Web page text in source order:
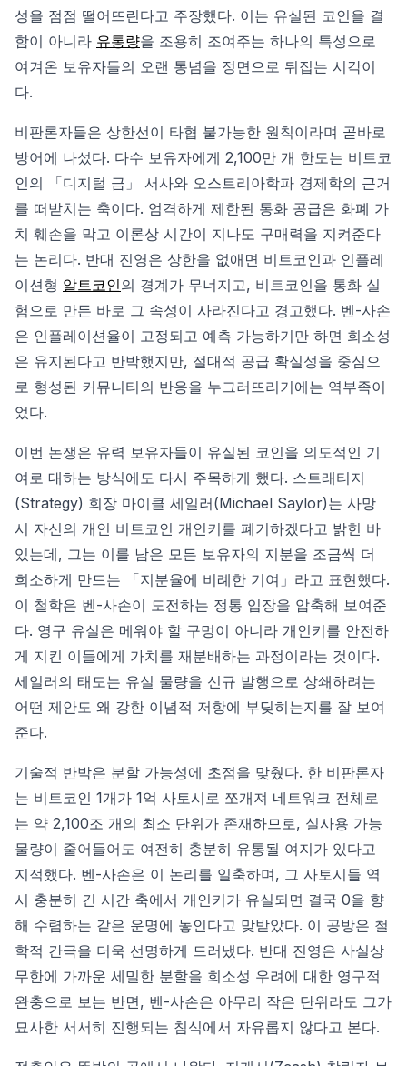
성을 점점 떨어뜨린다고 주장했다. 이는 유실된 코인을 결
함이 아니라 유통량을 조용히 조여주는 하나의 특성으로
여겨온 보유자들의 오랜 통념을 정면으로 뒤집는 시각이
다.
비판론자들은 상한선이 타협 불가능한 원칙이라며 곧바로
방어에 나섰다. 다수 보유자에게 2,100만 개 한도는 비트코
인의 「디지털 금」 서사와 오스트리아학파 경제학의 근거
를 떠받치는 축이다. 엄격하게 제한된 통화 공급은 화폐 가
치 훼손을 막고 이론상 시간이 지나도 구매력을 지켜준다
는 논리다. 반대 진영은 상한을 없애면 비트코인과 인플레
이션형 알트코인의 경계가 무너지고, 비트코인을 통화 실
험으로 만든 바로 그 속성이 사라진다고 경고했다. 벤-사손
은 인플레이션율이 고정되고 예측 가능하기만 하면 희소성
은 유지된다고 반박했지만, 절대적 공급 확실성을 중심으
로 형성된 커뮤니티의 반응을 누그러뜨리기에는 역부족이
었다.
이번 논쟁은 유력 보유자들이 유실된 코인을 의도적인 기
여로 대하는 방식에도 다시 주목하게 했다. 스트래티지
(Strategy) 회장 마이클 세일러(Michael Saylor)는 사망
시 자신의 개인 비트코인 개인키를 폐기하겠다고 밝힌 바
있는데, 그는 이를 남은 모든 보유자의 지분을 조금씩 더
희소하게 만드는 「지분율에 비례한 기여」라고 표현했다.
이 철학은 벤-사손이 도전하는 정통 입장을 압축해 보여준
다. 영구 유실은 메워야 할 구멍이 아니라 개인키를 안전하
게 지킨 이들에게 가치를 재분배하는 과정이라는 것이다.
세일러의 태도는 유실 물량을 신규 발행으로 상쇄하려는
어떤 제안도 왜 강한 이념적 저항에 부딪히는지를 잘 보여
준다.
기술적 반박은 분할 가능성에 초점을 맞췄다. 한 비판론자
는 비트코인 1개가 1억 사토시로 쪼개져 네트워크 전체로
는 약 2,100조 개의 최소 단위가 존재하므로, 실사용 가능
물량이 줄어들어도 여전히 충분히 유통될 여지가 있다고
지적했다. 벤-사손은 이 논리를 일축하며, 그 사토시들 역
시 충분히 긴 시간 축에서 개인키가 유실되면 결국 0을 향
해 수렴하는 같은 운명에 놓인다고 맞받았다. 이 공방은 철
학적 간극을 더욱 선명하게 드러냈다. 반대 진영은 사실상
무한에 가까운 세밀한 분할을 희소성 우려에 대한 영구적
완충으로 보는 반면, 벤-사손은 아무리 작은 단위라도 그가
묘사한 서서히 진행되는 침식에서 자유롭지 않다고 본다.